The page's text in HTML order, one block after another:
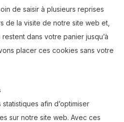
de saisir à plusieurs reprises
de la visite de notre site web et,
dans votre panier jusqu’à
placer ces cookies sans votre
afin d’optimiser
sur notre site web. Avec ces